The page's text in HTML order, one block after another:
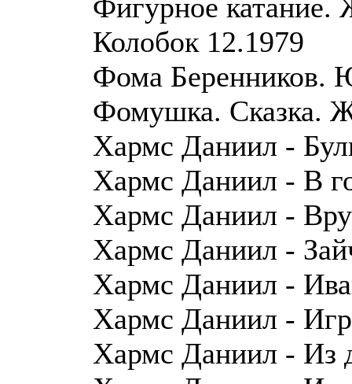
Фигурное катание.
Колобок 12.1979
Фома Беренников.
Фомушка. Сказка.
Хармс Даниил -
Хармс Даниил - В
Хармс Даниил -
Хармс Даниил -
Хармс Даниил -
Хармс Даниил -
Хармс Даниил - Из